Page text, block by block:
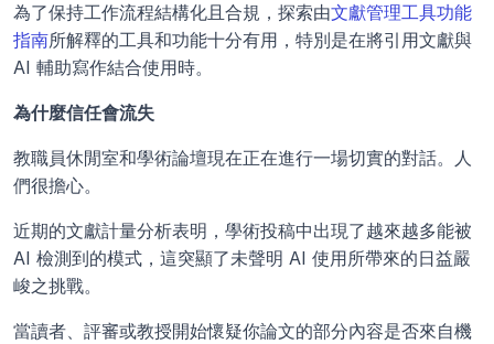
為了保持工作流程結構化且合規，探索由文獻管理工具功能
指南所解釋的工具和功能十分有用，特別是在將引用文獻與
AI 輔助寫作結合使用時。
為什麼信任會流失
教職員休閒室和學術論壇現在正在進行一場切實的對話。人
們很擔心。
近期的文獻計量分析表明，學術投稿中出現了越來越多能被
AI 檢測到的模式，這突顯了未聲明 AI 使用所帶來的日益嚴
峻之挑戰。
當讀者、評審或教授開始懷疑你論文的部分內容是否來自機